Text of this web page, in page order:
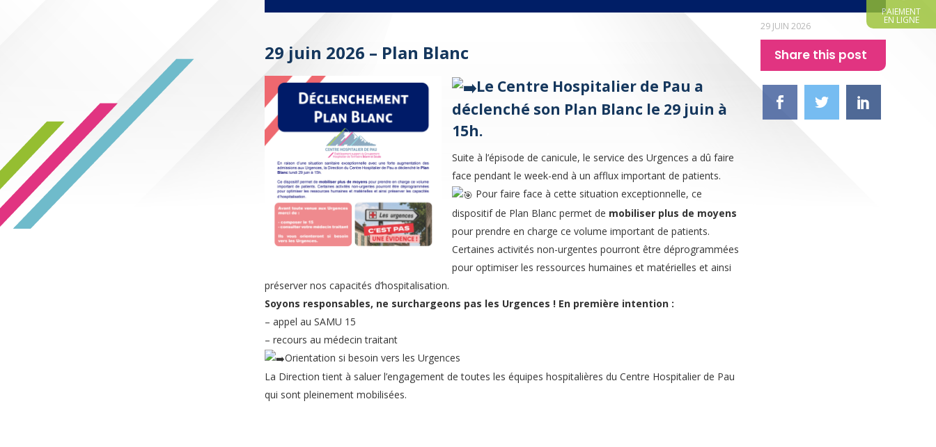
29 juin 2026 – Plan Blanc
29 JUIN 2026
Share this post
​Le Centre Hospitalier de Pau a
déclenché son Plan Blanc le 29 juin à
15h.
Suite à l’épisode de canicule, le service des Urgences a dû faire
face pendant le week-end à un afflux important de patients.
​ Pour faire face à cette situation exceptionnelle, ce
dispositif de Plan Blanc permet de mobiliser plus de moyens
pour prendre en charge ce volume important de patients.
Certaines activités non-urgentes pourront être déprogrammées
pour optimiser les ressources humaines et matérielles et ainsi
préserver nos capacités d’hospitalisation.
Soyons responsables, ne surchargeons pas les Urgences ! En première intention :
– appel au SAMU 15
– recours au médecin traitant
​Orientation si besoin vers les Urgences
La Direction tient à saluer l’engagement de toutes les équipes hospitalières du Centre Hospitalier de Pau
qui sont pleinement mobilisées.
PAIEMENT
EN LIGNE